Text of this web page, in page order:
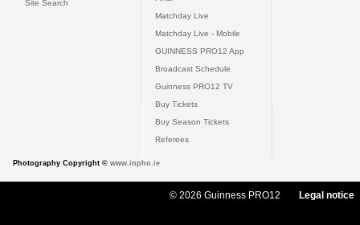
Site Search
Matchday Live
Matchday Live - Mobile
GUINNESS PRO12 App
Broadcast Schedule
Guinness PRO12 TV
Buy Tickets
Buy Season Tickets
Referees
Photography Copyright © www.inpho.ie
© 2026 Guinness PRO12 Legal notice